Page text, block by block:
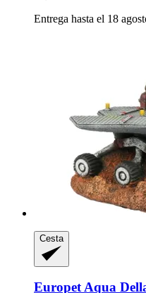
Entrega hasta el 18
Cesta
EuropetAqua